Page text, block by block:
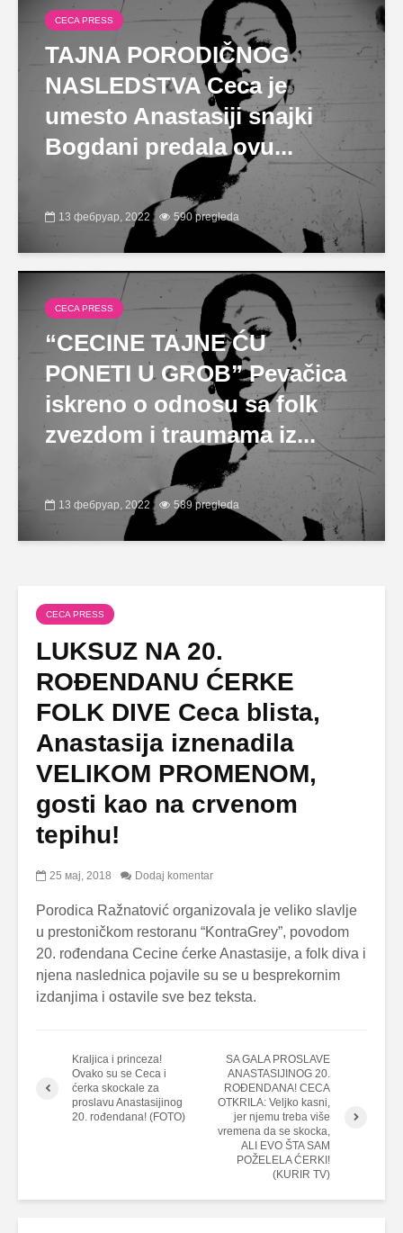
CECA PRESS
TAJNA PORODIČNOG
NASLEDSTVA Ceca je
umesto Anastasiji snajki
Bogdani predala ovu...
13 фебруар, 2022 590 pregleda
CECA PRESS
“CECINE TAJNE ĆU
PONETI U GROB” Pevačica
iskreno o odnosu sa folk
zvezdom i traumama iz...
13 фебруар, 2022 589 pregleda
CECA PRESS
LUKSUZ NA 20.
ROĐENDANU ĆERKE
FOLK DIVE Ceca blista,
Anastasija iznenadila
VELIKOM PROMENOM,
gosti kao na crvenom
tepihu!
25 мај, 2018 Dodaj komentar
Porodica Ražnatović organizovala je veliko slavlje
u prestoničkom restoranu “KontraGrey”, povodom
20. rođendana Cecine ćerke Anastasije, a folk diva i
njena naslednica pojavile su se u besprekornim
izdanjima i ostavile sve bez teksta.
Kraljica i princeza!
Ovako su se Ceca i
ćerka skockale za
proslavu Anastasijinog
20. rođendana! (FOTO)
SA GALA PROSLAVE
ANASTASIJINOG 20.
ROĐENDANA! CECA
OTKRILA: Veljko kasni,
jer njemu treba više
vremena da se skocka,
ALI EVO ŠTA SAM
POŽELELA ĆERKI!
(KURIR TV)